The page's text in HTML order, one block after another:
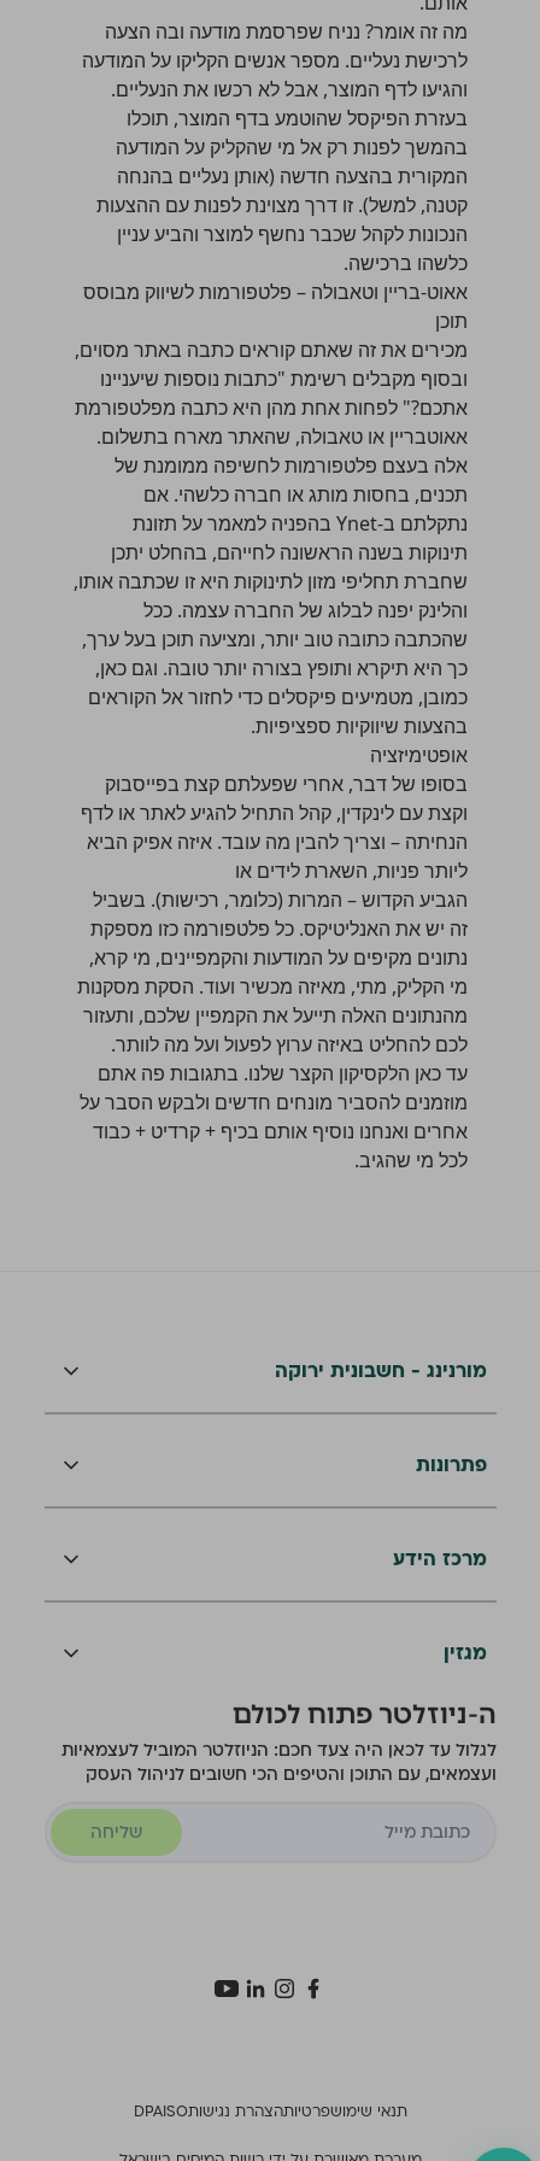
מה זה אומר? נניח שפרסמת מודעה ובה הצעה
לרכישת נעליים. מספר אנשים הקליקו על המודעה
והגיעו לדף המוצר, אבל לא רכשו את הנעליים.
בעזרת הפיקסל שהוטמע בדף המוצר, תוכלו
בהמשך לפנות רק אל מי שהקליק על המודעה
המקורית בהצעה חדשה (אותן נעליים בהנחה
קטנה, למשל). זו דרך מצוינת לפנות עם ההצעות
הנכונות לקהל שכבר נחשף למוצר והביע עניין
כלשהו ברכישה.
אאוט-בריין וטאבולה – פלטפורמות לשיווק מבוסס
תוכן
מכירים את זה שאתם קוראים כתבה באתר מסוים,
ובסוף מקבלים רשימת "כתבות נוספות שיעניינו
אתכם?" לפחות אחת מהן היא כתבה מפלטפורמת
אאוטבריין או טאבולה, שהאתר מארח בתשלום.
אלה בעצם פלטפורמות לחשיפה ממומנת של
תכנים, בחסות מותג או חברה כלשהי. אם
נתקלתם ב-Ynet בהפניה למאמר על תזונת
תינוקות בשנה הראשונה לחייהם, בהחלט יתכן
שחברת תחליפי מזון לתינוקות היא זו שכתבה אותו,
והלינק יפנה לבלוג של החברה עצמה. ככל
שהכתבה כתובה טוב יותר, ומציעה תוכן בעל ערך,
כך היא תיקרא ותופץ בצורה יותר טובה. וגם כאן,
כמובן, מטמיעים פיקסלים כדי לחזור אל הקוראים
בהצעות שיווקיות ספציפיות.
אופטימיזציה
בסופו של דבר, אחרי שפעלתם קצת בפייסבוק
וקצת עם לינקדין, קהל התחיל להגיע לאתר או לדף
הנחיתה – וצריך להבין מה עובד. איזה אפיק הביא
ליותר פניות, השארת לידים או
הגביע הקדוש – המרות (כלומר, רכישות). בשביל
זה יש את האנליטיקס. כל פלטפורמה כזו מספקת
נתונים מקיפים על המודעות והקמפיינים, מי קרא,
מי הקליק, מתי, מאיזה מכשיר ועוד. הסקת מסקנות
מהנתונים האלה תייעל את הקמפיין שלכם, ותעזור
לכם להחליט באיזה ערוץ לפעול ועל מה לוותר.
עד כאן הלקסיקון הקצר שלנו. בתגובות פה אתם
מוזמנים להסביר מונחים חדשים ולבקש הסבר על
אחרים ואנחנו נוסיף אותם בכיף + קרדיט + כבוד
לכל מי שהגיב.
מורנינג - חשבונית ירוקה
פתרונות
מרכז הידע
מגזין
ה-ניוזלטר פתוח לכולם
לגלול עד לכאן היה צעד חכם: הניוזלטר המוביל לעצמאיות
ועצמאים, עם התוכן והטיפים הכי חשובים לניהול העסק
שליחה
תנאי שימושפרטיותהצהרת נגישותISO
DPA